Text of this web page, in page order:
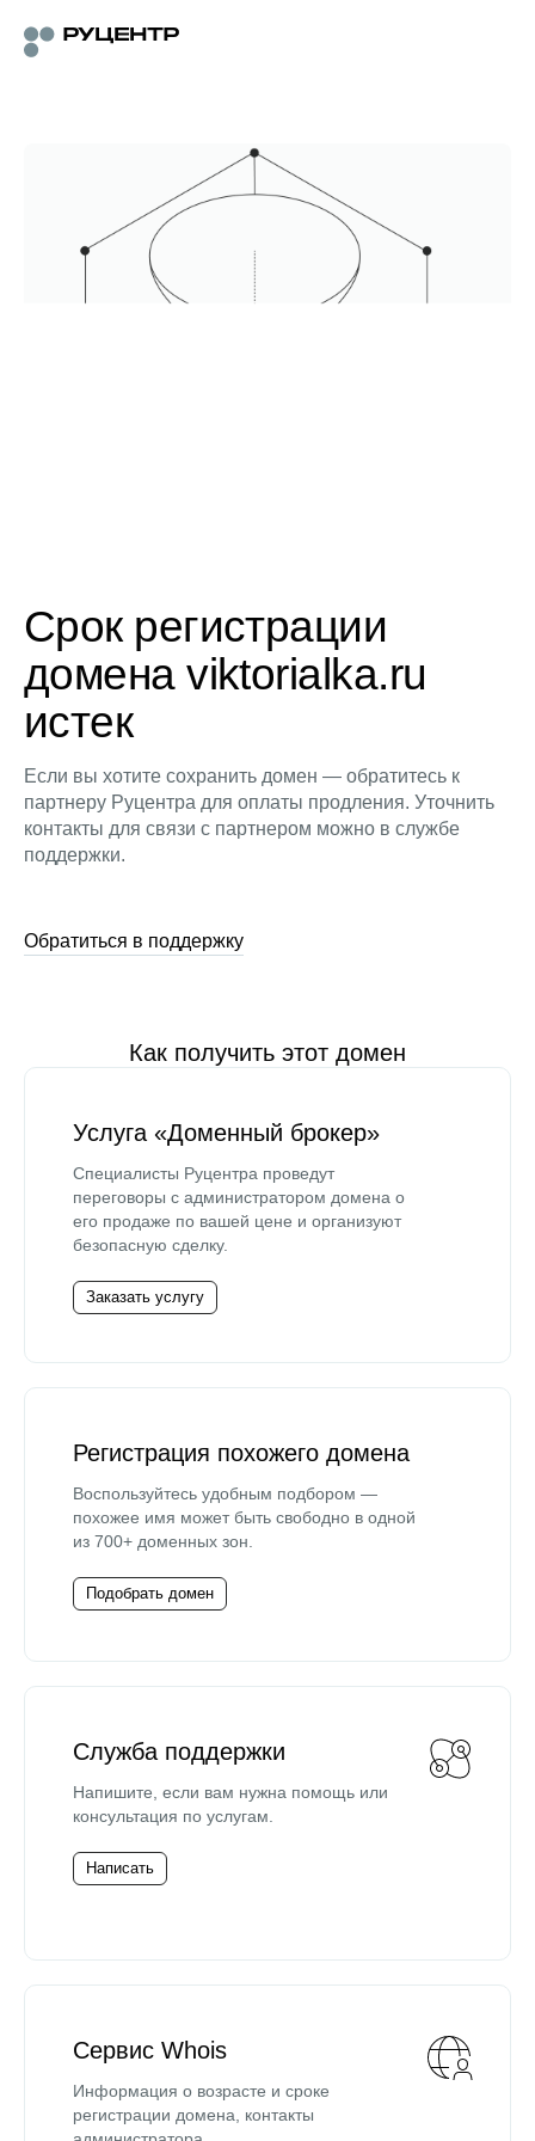
Срок регистрации
домена viktorialka.ru
истек
Если вы хотите сохранить домен — обратитесь к
партнеру Руцентра для оплаты продления. Уточнить
контакты для связи с партнером можно в службе
поддержки.
Обратиться в поддержку
Как получить этот домен
Услуга «Доменный брокер»
Специалисты Руцентра проведут
переговоры с администратором домена о
его продаже по вашей цене и организуют
безопасную сделку.
Заказать услугу
Регистрация похожего домена
Воспользуйтесь удобным подбором —
похожее имя может быть свободно в одной
из 700+ доменных зон.
Подобрать домен
Служба поддержки
Напишите, если вам нужна помощь или
консультация по услугам.
Написать
Сервис Whois
Информация о возрасте и сроке
регистрации домена, контакты